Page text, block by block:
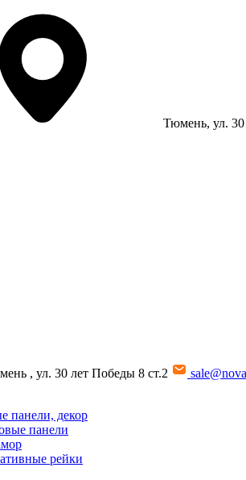
Тюмень, ул.
, ул. 30 лет Победы 8 ст.2
панели, декор
панели
рейки